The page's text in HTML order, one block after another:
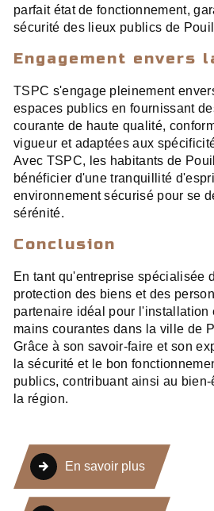
parfait état de fonctionnement,
sécurité des lieux publics de
Engagement envers
TSPC s'engage pleinement
espaces publics en fournissant
courante de haute qualité,
vigueur et adaptées aux
Avec TSPC, les habitants de
bénéficier d'une tranquillité
environnement sécurisé pour se
sérénité.
Conclusion
En tant qu'entreprise spécialisée
protection des biens et des
partenaire idéal pour l'installation
mains courantes dans la ville de
Grâce à son savoir-faire et son
la sécurité et le bon
publics, contribuant ainsi au
la région.
En savoir plus